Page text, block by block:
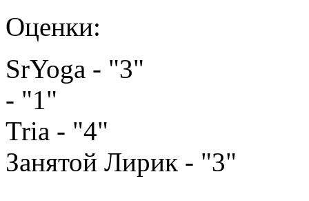
Оценки:
SrYoga - "3"
- "1"
Tria - "4"
Занятой Лирик - "3"